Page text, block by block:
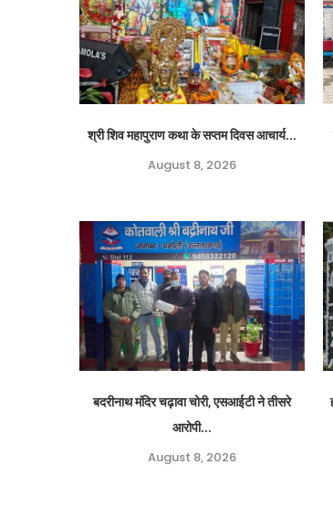
श्री शिव महापुराण कथा के सप्तम दिवस आचार्य...
August 8, 2026
बदरीनाथ मंदिर चढ़ावा चोरी, एसआईटी ने तीसरे
आरोपी...
August 8, 2026